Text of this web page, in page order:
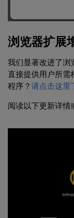
浏览器扩展
我们显著改进了浏
直接提供用户所需
程序？ 请点击这里
阅读以下更新详情